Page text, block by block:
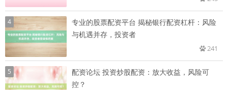
4
专业的股票配资平台 揭秘银行配资杠杆：风险
与机遇并存，投资者
241
5
配资论坛 投资炒股配资：放大收益，风险可
控？